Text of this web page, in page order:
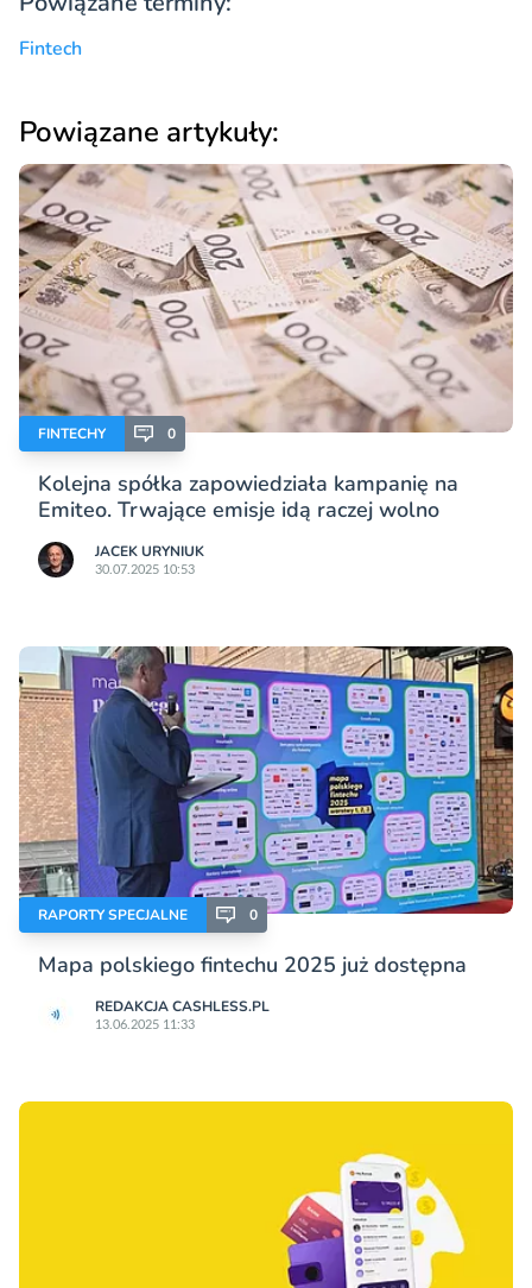
Fintech
Powiązane artykuły:
FINTECHY 0
Kolejna spółka zapowiedziała kampanię na
Emiteo. Trwające emisje idą raczej wolno
JACEK URYNIUK
30.07.2025 10:53
RAPORTY SPECJALNE 0
Mapa polskiego fintechu 2025 już dostępna
REDAKCJA CASHLESS.PL
13.06.2025 11:33